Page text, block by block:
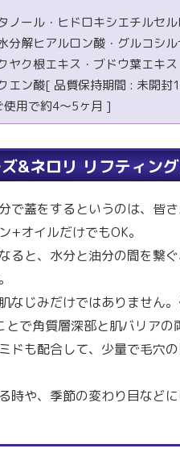
ノール・ヒドロキシエチルセ
分解ヒアルロン酸・グルコシ
ヤク根エキス・ブドウ葉エキ
エン酸[ 品質保持期間 : 未開
用で約4～5ヶ月 ]
&ネロリ リフティン
で蓋をするというのは、皆
+オイルだけでもOK。
ると、水分と油分の間を繋
なじみだけではありません
とで角質層深部と肌バリア
ドも配合して、少量で毛穴
時や、季節の変わり目など